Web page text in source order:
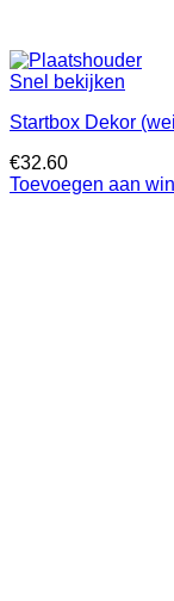
Snel bekijken
Startbox Dekor
€32.60
Toevoegen aan